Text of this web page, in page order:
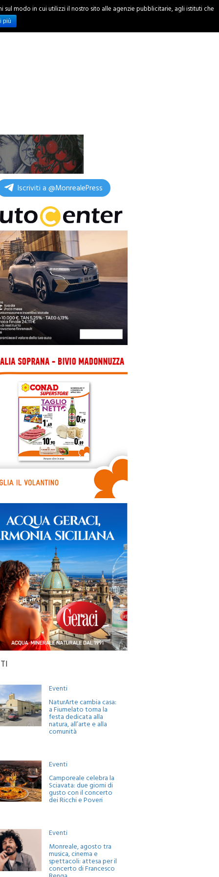
INCHIESTE
Iscriviti a @MonrealePress
Eventi
NaturArte cambia casa:
a Fiumelato torna la
festa dedicata alla
natura, all’arte e alla
comunità
Eventi
Camporeale celebra la
Sciavata: due giorni di
gusto con il concerto
dei Ricchi e Poveri
Eventi
Monreale, agosto tra
musica, cinema e
spettacoli: attesa per il
modo in cui utilizzi il nostro sito alle agenzie pubblicitarie, agli istituti che
più